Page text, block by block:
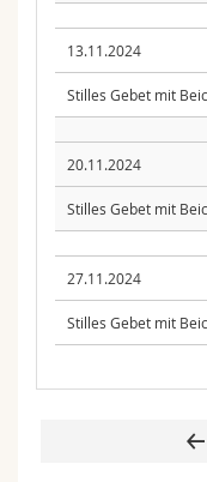
13.11.2024
Stilles Gebet mit
20.11.2024
Stilles Gebet mit
27.11.2024
Stilles Gebet mit